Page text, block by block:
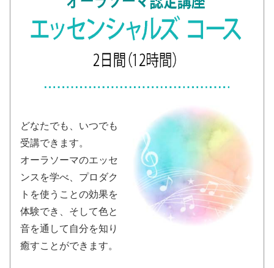
どなたでも、いつでも
受講できます。
オーラソーマのエッセ
ンスを学べ、プロダク
トを使うことの効果を
体験でき、そして色と
音を通して自分を知り
癒すことができます。